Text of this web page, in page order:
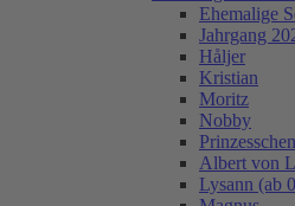
Ehemalige
Jahrgang
Håljer
Kristian
Moritz
Nobby
Prinzesschen
Albert von
Lysann (ab